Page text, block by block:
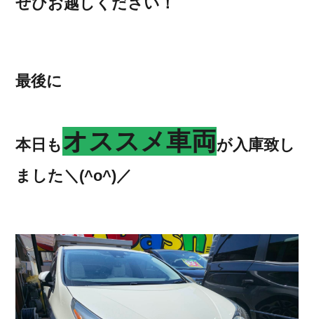
最後に
本日もオススメ車両が入庫致し
ました＼(^o^)／